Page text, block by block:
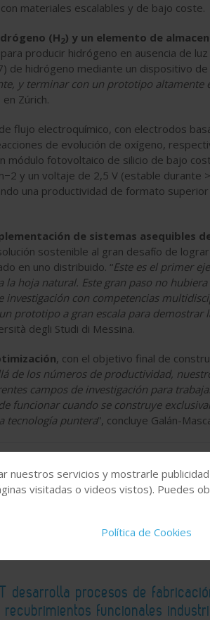
materiales escalables y de bajo coste.
(H2) y un elemento de
producir hidrógeno en ausencia de
de hidrógeno mediante un dispositivo de
y terminar con un prototipo altamente
Zúrich.
flujo electroquímico, con electrodos
de evolución de oxígeno,
fotovoltaico de silicio de bajo
y un voltaje de 2,5 V (estable durante
una productividad de formato
de sistemas asequibles
sostenible al gran desafío de
en uno distribuido. “Este es el primer
hoja natural. Este gran paso no
con competencias
prototipo a gran escala para demostrar
degli Studi di Messina.
, con el objetivo final de
de los números de productividad,
campos de investigación para
funcionar cuando se construye
tecnología puntera”, concluye Galán-
ambiente
desarrolla procesos de
funcionales
nuestros servicios y mostrarle
visitadas o videos vistos). Puedes
Política de Cookies